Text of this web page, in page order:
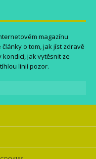
magazínu
o tom, jak jíst zdravě
jak vytěsnit ze
linií pozor.